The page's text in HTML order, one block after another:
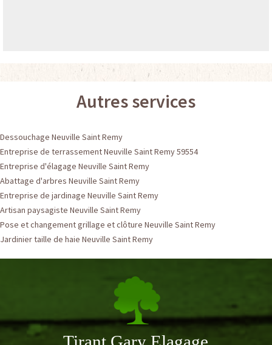
Autres services
Dessouchage Neuville Saint Remy
Entreprise de terrassement Neuville Saint Remy 59554
Entreprise d'élagage Neuville Saint Remy
Abattage d'arbres Neuville Saint Remy
Entreprise de jardinage Neuville Saint Remy
Artisan paysagiste Neuville Saint Remy
Pose et changement grillage et clôture Neuville Saint Remy
Jardinier taille de haie Neuville Saint Remy